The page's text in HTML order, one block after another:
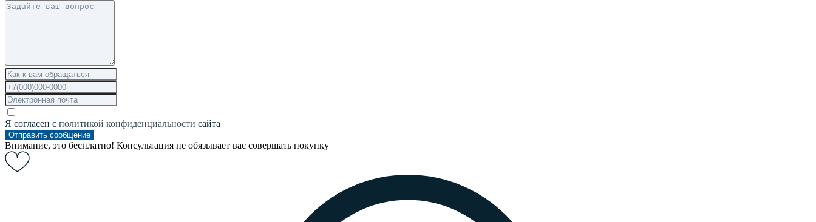
Я согласен с политикой конфиденциальности сайта
Отправить сообщение
Внимание, это бесплатно! Консультация не обязывает вас совершать покупку